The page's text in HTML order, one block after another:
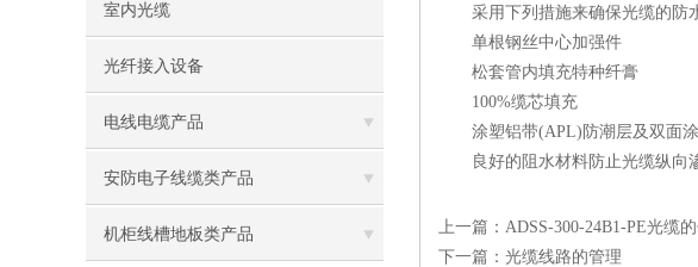
室内光缆
光纤接入设备
电线电缆产品
安防电子线缆类产品
机柜线槽地板类产品
采用下列措施来确保光缆的防
单根钢丝中心加强件
松套管内填充特种纤膏
100%缆芯填充
涂塑铝带(APL)防潮层及双面涂
良好的阻水材料防止光缆纵向
上一篇： ADSS-300-24B1-PE光缆
下一篇： 光缆线路的管理